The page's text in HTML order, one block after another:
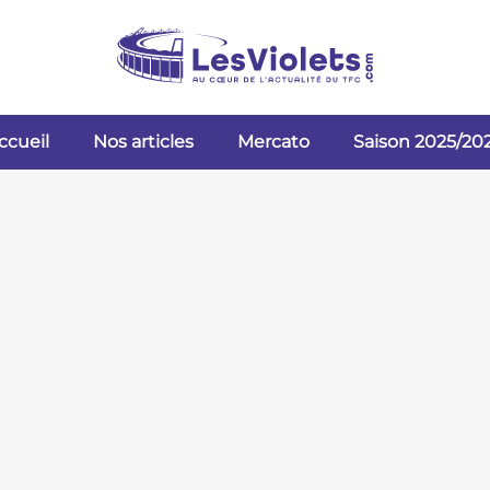
Nos articles Mercato Saison 2025/